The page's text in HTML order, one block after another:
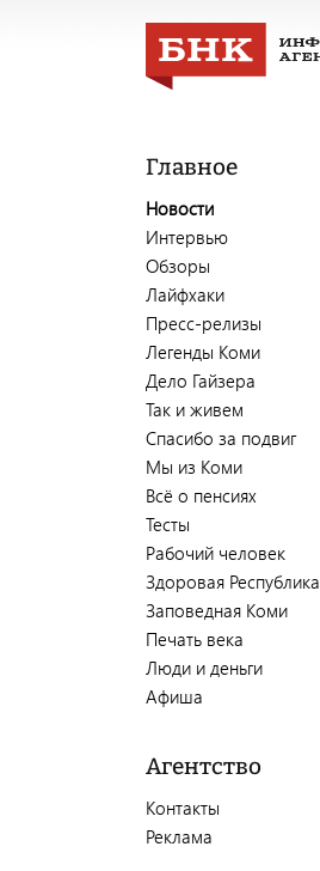
Главное
Новости
Интервью
Обзоры
Лайфхаки
Пресс-релизы
Легенды Коми
Дело Гайзера
Так и живем
Спасибо за подвиг
Мы из Коми
Всё о пенсиях
Тесты
Рабочий человек
Здоровая Республика
Заповедная Коми
Печать века
Люди и деньги
Афиша
Агентство
Контакты
Реклама